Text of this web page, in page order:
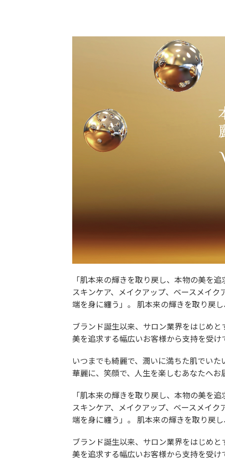
「肌本来の輝きを取り戻し、本物の美を
スキンケア、メイクアップ、ベースメイ
端を身に纏う」。 肌本来の輝きを取り戻
ブランド誕生以来、サロン業界をはじめと
美を追求する幅広いお客様から支持を受け
いつまでも綺麗で、潤いに満ちた肌でいた
華麗に、笑顔で、人生を楽しむあなたへお
「肌本来の輝きを取り戻し、本物の美を
スキンケア、メイクアップ、ベースメイ
端を身に纏う」。 肌本来の輝きを取り戻
ブランド誕生以来、サロン業界をはじめと
美を追求する幅広いお客様から支持を受け